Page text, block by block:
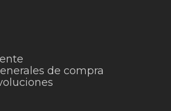
de compra